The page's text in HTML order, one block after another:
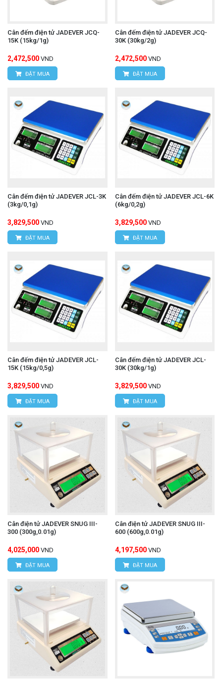
Cân đếm điện tử JADEVER JCQ-
15K (15kg/1g)
2,472,500 VND
ĐẶT MUA
Cân đếm điện tử JADEVER JCQ-
30K (30kg/2g)
2,472,500 VND
ĐẶT MUA
Cân đếm điện tử JADEVER JCL-3K
(3kg/0,1g)
3,829,500 VND
ĐẶT MUA
Cân đếm điện tử JADEVER JCL-6K
(6kg/0,2g)
3,829,500 VND
ĐẶT MUA
Cân đếm điện tử JADEVER JCL-
15K (15kg/0,5g)
3,829,500 VND
ĐẶT MUA
Cân đếm điện tử JADEVER JCL-
30K (30kg/1g)
3,829,500 VND
ĐẶT MUA
Cân điện tử JADEVER SNUG III-
300 (300g,0.01g)
4,025,000 VND
ĐẶT MUA
Cân điện tử JADEVER SNUG III-
600 (600g,0.01g)
4,197,500 VND
ĐẶT MUA